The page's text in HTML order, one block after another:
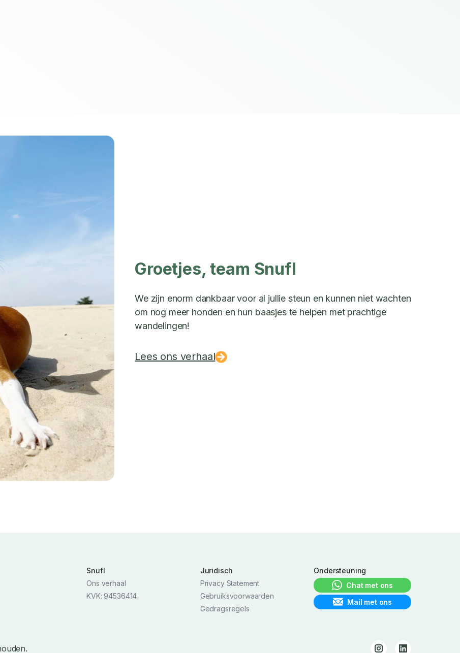
Groetjes, team Snufl
We zijn enorm dankbaar voor al jullie steun en kunnen niet wachten
om nog meer honden en hun baasjes te helpen met prachtige
wandelingen!
Lees ons verhaal
Snufl
Ons verhaal
KVK: 94536414
Juridisch
Privacy Statement
Gebruiksvoorwaarden
Gedragsregels
Ondersteuning
Chat met ons
Mail met ons